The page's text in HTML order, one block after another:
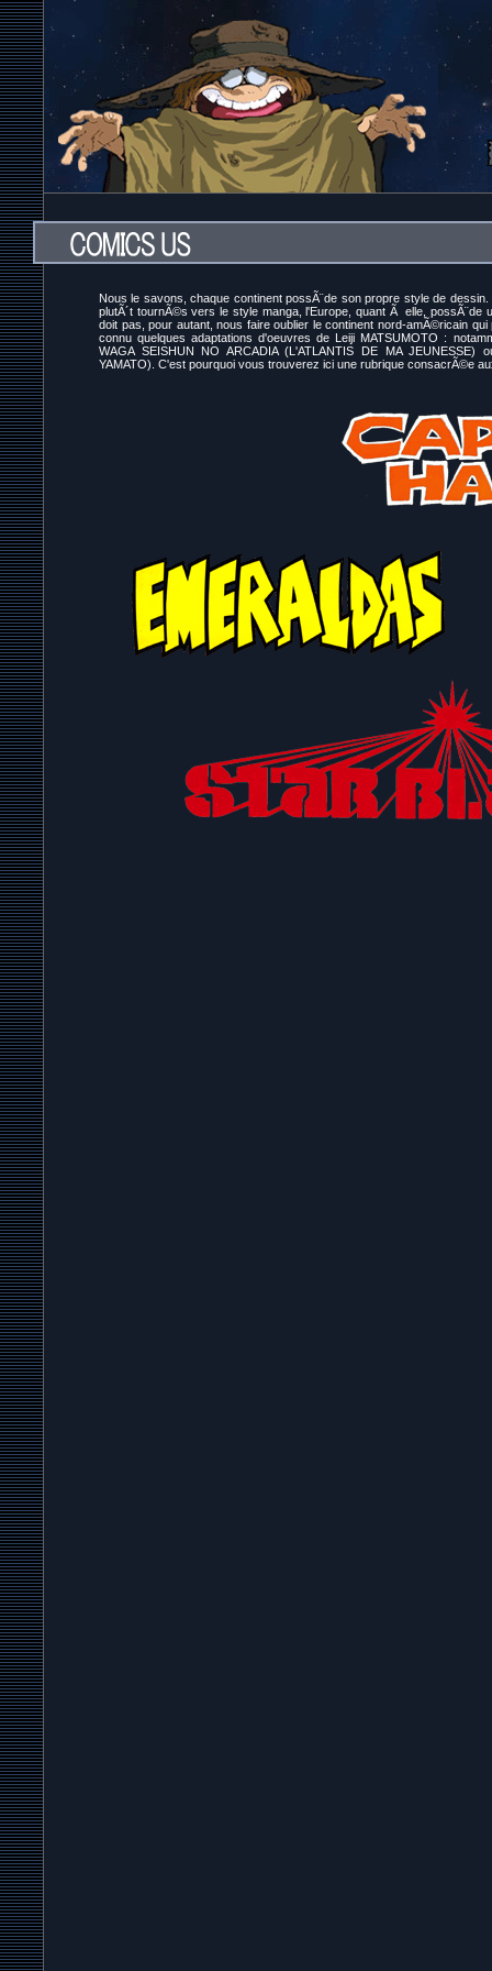
Nous le savons, chaque continent possÃ¨de son propre style de
plutÃ´t tournÃ©s vers le style manga, l'Europe, quant Ã elle,
doit pas, pour autant, nous faire oublier le continent nord-amÃ©ricain
connu quelques adaptations d'oeuvres de Leiji MATSUMOTO :
WAGA SEISHUN NO ARCADIA (L'ATLANTIS DE MA JEUNESSE)
YAMATO). C'est pourquoi vous trouverez ici une rubrique consacrÃ©e